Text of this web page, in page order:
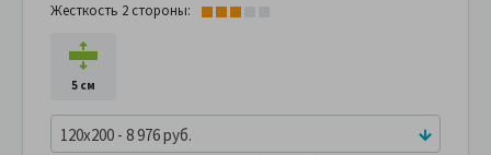
Жесткость 2 стороны:
5 см
120x200 - 8 976 руб.